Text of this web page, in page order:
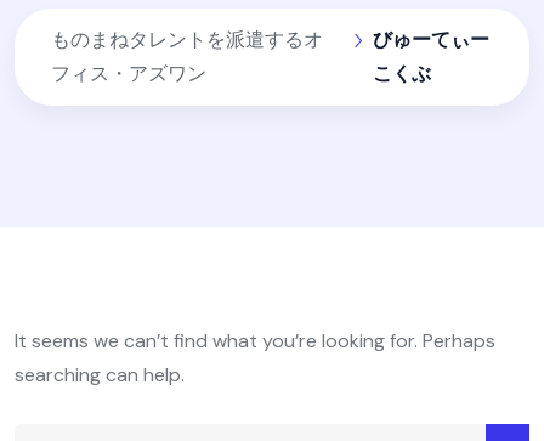
ものまねタレントを派遣するオ
フィス・アズワン
びゅーてぃー
こくぶ
It seems we can’t find what you’re looking for. Perhaps
searching can help.